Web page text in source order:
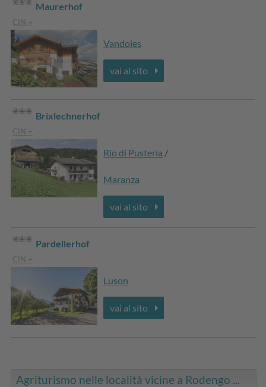
Maurerhof
CIN +
Vandoies
vai al sito
Brixlechnerhof
CIN +
Rio di Pusteria /
Maranza
vai al sito
Pardellerhof
CIN +
Luson
vai al sito
Agriturismo nelle località vicine a Rodengo ...